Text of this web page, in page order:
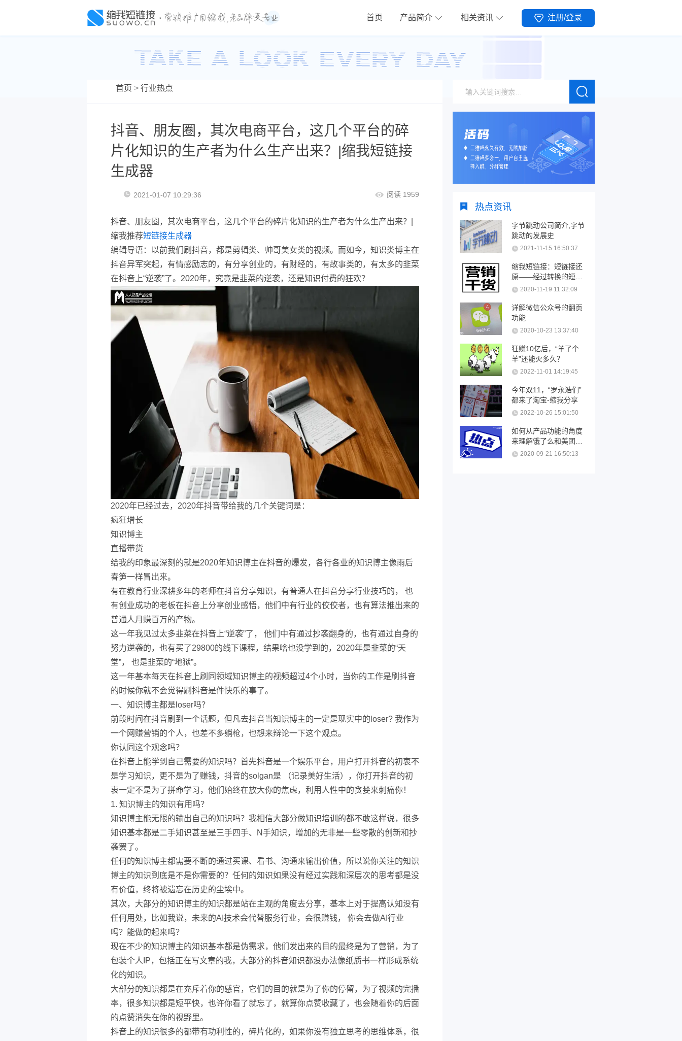
首页 产品简介 相关资讯 注册/登录
首页 > 行业热点
抖音、朋友圈，其次电商平台，这几个平台的碎
片化知识的生产者为什么生产出来？|缩我短链接
生成器
2021-01-07 10:29:36 阅读 1959
抖音、朋友圈，其次电商平台，这几个平台的碎片化知识的生产者为什么生产出来？|
缩我推荐短链接生成器
编辑导语：以前我们刷抖音，都是剪辑类、帅哥美女类的视频。而如今，知识类博主在
抖音异军突起，有情感励志的，有分享创业的，有财经的，有故事类的，有太多的韭菜
在抖音上“逆袭”了。2020年，究竟是韭菜的逆袭，还是知识付费的狂欢？
2020年已经过去，2020年抖音带给我的几个关键词是：
疯狂增长
知识博主
直播带货
给我的印象最深刻的就是2020年知识博主在抖音的爆发，各行各业的知识博主像雨后
春笋一样冒出来。
有在教育行业深耕多年的老师在抖音分享知识，有普通人在抖音分享行业技巧的， 也
有创业成功的老板在抖音上分享创业感悟，他们中有行业的佼佼者，也有算法推出来的
普通人月赚百万的产物。
这一年我见过太多韭菜在抖音上“逆袭”了， 他们中有通过抄袭翻身的，也有通过自身的
努力逆袭的，也有买了29800的线下课程，结果啥也没学到的，2020年是韭菜的“天
堂”， 也是韭菜的“地狱”。
这一年基本每天在抖音上刷同领域知识博主的视频超过4个小时，当你的工作是刷抖音
的时候你就不会觉得刷抖音是件快乐的事了。
一、知识博主都是loser吗？
前段时间在抖音刷到一个话题，但凡去抖音当知识博主的一定是现实中的loser? 我作为
一个网赚营销的个人，也差不多躺枪，也想来辩论一下这个观点。
你认同这个观念吗？
在抖音上能学到自己需要的知识吗？首先抖音是一个娱乐平台，用户打开抖音的初衷不
是学习知识，更不是为了赚钱，抖音的solgan是 （记录美好生活），你打开抖音的初
衷一定不是为了拼命学习，他们始终在放大你的焦虑，利用人性中的贪婪来刺痛你！
1. 知识博主的知识有用吗？
知识博主能无限的输出自己的知识吗？我相信大部分做知识培训的都不敢这样说，很多
知识基本都是二手知识甚至是三手四手、N手知识，增加的无非是一些零散的创新和抄
袭罢了。
任何的知识博主都需要不断的通过买课、看书、沟通来输出价值，所以说你关注的知识
博主的知识到底是不是你需要的？任何的知识如果没有经过实践和深层次的思考都是没
有价值，终将被遗忘在历史的尘埃中。
其次，大部分的知识博主的知识都是站在主观的角度去分享，基本上对于提高认知没有
任何用处，比如我说，未来的AI技术会代替服务行业，会很赚钱， 你会去做AI行业
吗？能做的起来吗？
现在不少的知识博主的知识基本都是伪需求，他们发出来的目的最终是为了营销，为了
包装个人IP，包括正在写文章的我，大部分的抖音知识都没办法像纸质书一样形成系统
化的知识。
大部分的知识都是在充斥着你的感官，它们的目的就是为了你的停留，为了视频的完播
率，很多知识都是短平快，也许你看了就忘了，就算你点赞收藏了，也会随着你的后面
的点赞消失在你的视野里。
抖音上的知识很多的都带有功利性的，碎片化的，如果你没有独立思考的思维体系，很
热点资讯
字节跳动公司简介,字节
跳动的发展史
2021-11-15 16:50:37
缩我短链接：短链接还
原——经过转换的短链
接可以还原吗？
2020-11-19 11:32:09
详解微信公众号的翻页
功能
2020-10-23 13:37:40
狂赚10亿后，“羊了个
羊”还能火多久？
2022-11-01 14:19:45
今年双11，“罗永浩们”
都来了淘宝-缩我分享
2022-10-26 15:01:50
如何从产品功能的角度
来理解饿了么和美团优
化 2020-09-21 16:50:13